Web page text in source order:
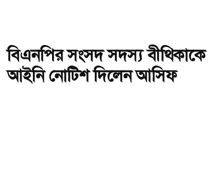
বিএনপির সংসদ সদস্য বীথিকাকে
আইনি নোটিশ দিলেন আসিফ